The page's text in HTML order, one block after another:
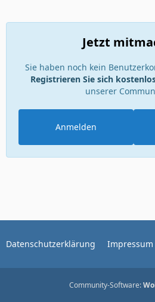
Jetzt
Sie haben noch kein
Registrieren Sie sich
unserer
Anmelden
Datenschutzerklärung Impressum
Community-Software: